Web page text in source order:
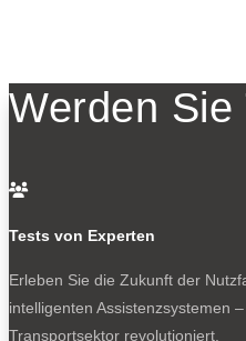
Werden Sie

Tests von Experten
Erleben Sie die Zukunft der
intelligenten Assistenzsystemen
Transportsektor revolutioniert.